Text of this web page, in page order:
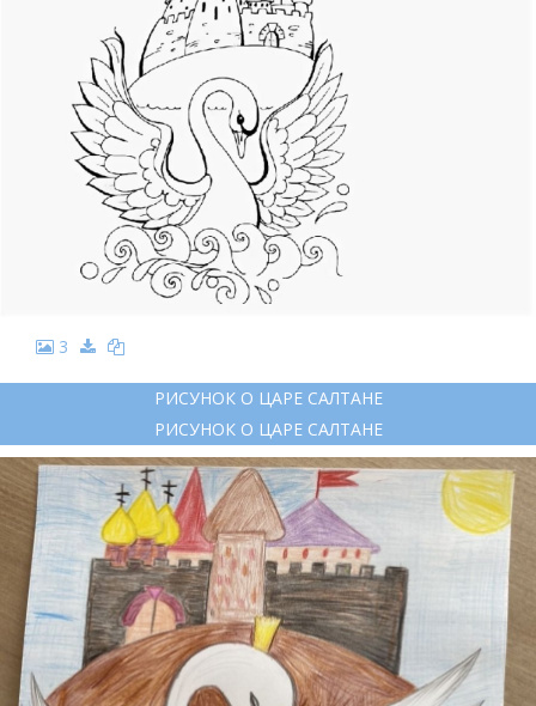
3
РИСУНОК О ЦАРЕ САЛТАНЕ
РИСУНОК О ЦАРЕ САЛТАНЕ